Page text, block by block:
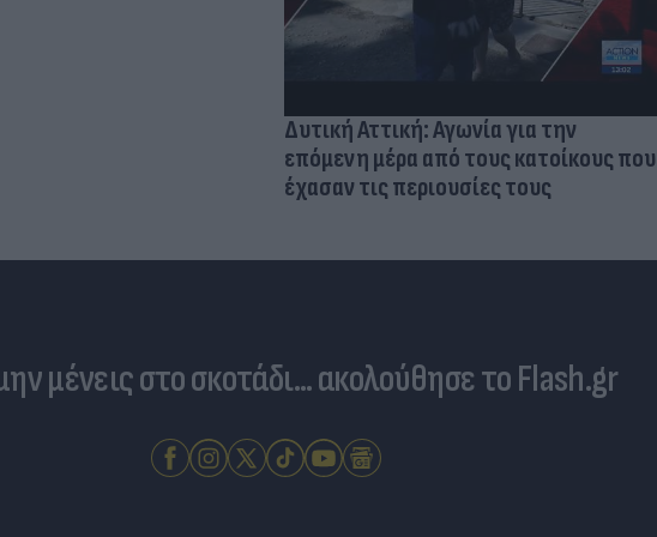
Δυτική Αττική: Αγωνία για την
επόμενη μέρα από τους κατοίκους που
έχασαν τις περιουσίες τους
μένεις στο σκοτάδι... ακολούθησε το Flash.gr